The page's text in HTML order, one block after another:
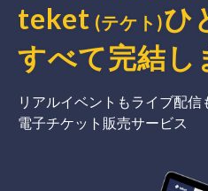
teket (テケト)ひ
すべて完結 し
リアルイベントもライブ配信
電子チケット販売サービス